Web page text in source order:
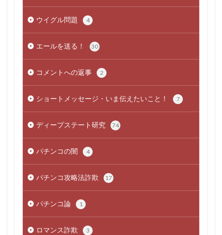
ウイグル問題 4
エールを送る！ 30
コメントへの返事 2
ショートメッセージ・いま伝えたいこと！ 7
ディープステート研究 74
パチンコの闇 4
パチンコ攻略法詐欺 17
パチンコ論 1
ロマンス詐欺 3